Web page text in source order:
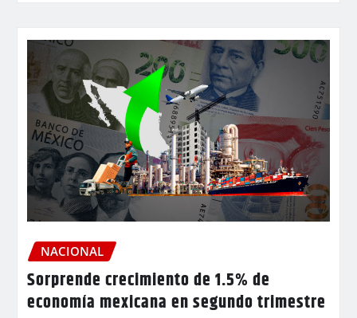
NACIONAL
Sorprende crecimiento de 1.5% de
economía mexicana en segundo trimestre